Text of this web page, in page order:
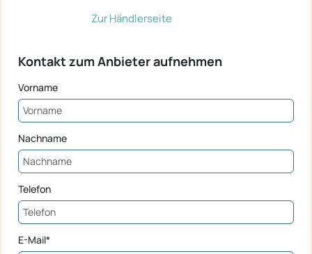
Zur Händlerseite
Kontakt zum Anbieter aufnehmen
Vorname
Nachname
Telefon
E-Mail*